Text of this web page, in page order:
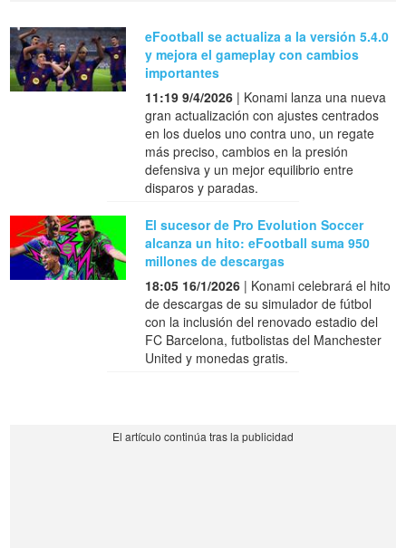
eFootball se actualiza a la versión 5.4.0
y mejora el gameplay con cambios
importantes
11:19 9/4/2026 | Konami lanza una nueva
gran actualización con ajustes centrados
en los duelos uno contra uno, un regate
más preciso, cambios en la presión
defensiva y un mejor equilibrio entre
disparos y paradas.
El sucesor de Pro Evolution Soccer
alcanza un hito: eFootball suma 950
millones de descargas
18:05 16/1/2026 | Konami celebrará el hito
de descargas de su simulador de fútbol
con la inclusión del renovado estadio del
FC Barcelona, futbolistas del Manchester
United y monedas gratis.